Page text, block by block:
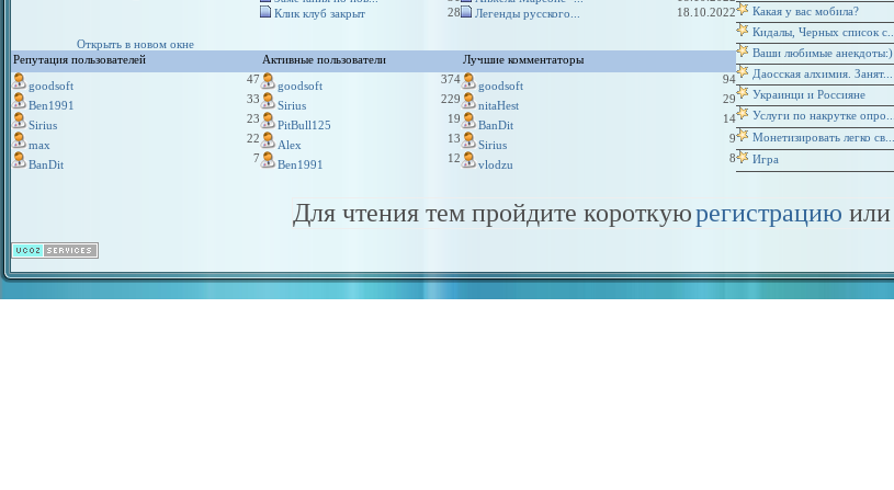
Открыть в новом окне
Клик клуб закрыт
28
Легенды русского...
18.10.2022
Какая у вас мобила?
Кидалы, Черных список с...
Ваши любимые анекдоты:)
Даосская алхимия. Занят...
Украинци и Россияне
Услуги по накрутке опро...
Монетизировать легко св...
Игра
Репутация пользователей Активные пользователи
Лучшие комментаторы
goodsoft
47
Ben1991
33
Sirius
23
max
22
BanDit
7
goodsoft
374
Sirius
229
PitBull125
19
Alex
13
Ben1991
12
goodsoft
94
nitaHest
29
BanDit
14
Sirius
9
vlodzu
8
Для чтения тем пройдите короткуюрегистрацию или